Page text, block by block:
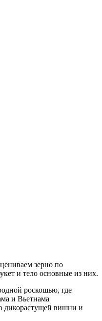
зерно по
и тело основные из них.
роскошью, где
и Вьетнама
дикорастущей вишни и